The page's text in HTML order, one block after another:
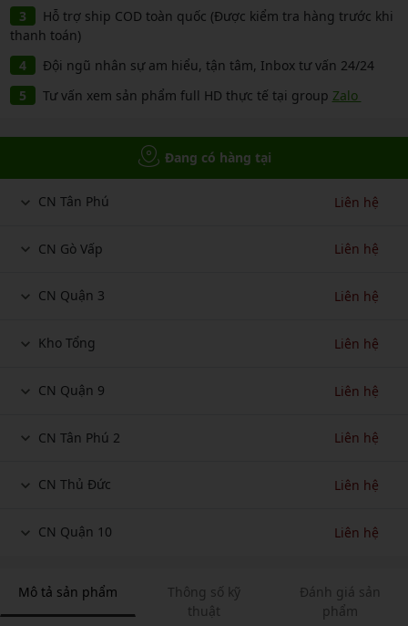
Hỗ trợ ship COD toàn quốc (Được kiểm tra hàng trước khi
thanh toán)
Đội ngũ nhân sự am hiểu, tận tâm, Inbox tư vấn 24/24
Tư vấn xem sản phẩm full HD thực tế tại group Zalo
Đang có hàng tại
CN Tân Phú Liên hệ
CN Gò Vấp Liên hệ
CN Quận 3 Liên hệ
Kho Tổng Liên hệ
CN Quận 9 Liên hệ
CN Tân Phú 2 Liên hệ
CN Thủ Đức Liên hệ
CN Quận 10 Liên hệ
Mô tả sản phẩm
Thông số kỹ
thuật
Đánh giá sản
phẩm